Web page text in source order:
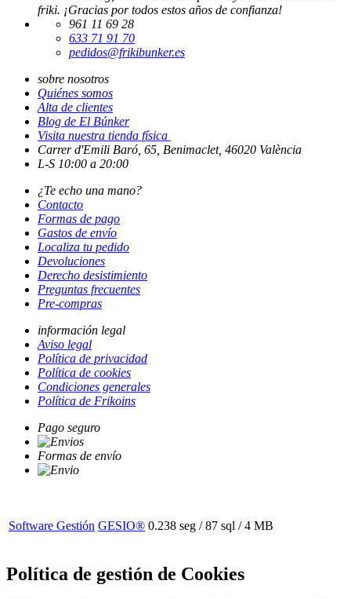
friki. ¡Gracias por todos estos años de confianza!
961 11 69 28
633 71 91 70
pedidos@frikibunker.es
sobre nosotros
Quiénes somos
Alta de clientes
Blog de El Búnker
Visita nuestra tienda física
Carrer d'Emili Baró, 65, Benimaclet, 46020 València
L-S 10:00 a 20:00
¿Te echo una mano?
Contacto
Formas de pago
Gastos de envío
Localiza tu pedido
Devoluciones
Derecho desistimiento
Preguntas frecuentes
Pre-compras
información legal
Aviso legal
Política de privacidad
Política de cookies
Condiciones generales
Política de Frikoins
Pago seguro
Formas de envío
Software Gestión GESIO® 0.238 seg /87 sql / 4 MB
Política de gestión de Cookies